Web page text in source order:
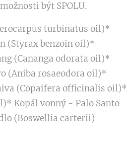
být SPOLU.
turbinatus oil)*
(Styrax benzoin oil)*
(Cananga odorata oil)*
(Aniba rosaeodora oil)*
(Copaifera officinalis oil)*
Kopál vonný - Palo Santo
(Boswellia carterii)